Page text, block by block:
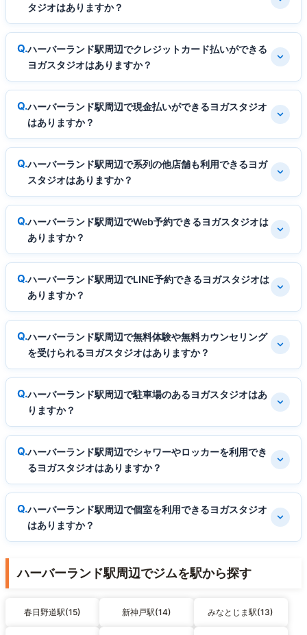
タジオはありますか？
ハーバーランド駅周辺でクレジットカード払いができる
ヨガスタジオはありますか？
ハーバーランド駅周辺で現金払いができるヨガスタジオ
はありますか？
ハーバーランド駅周辺で系列の他店舗も利用できるヨガ
スタジオはありますか？
ハーバーランド駅周辺でWeb予約できるヨガスタジオは
ありますか？
ハーバーランド駅周辺でLINE予約できるヨガスタジオは
ありますか？
ハーバーランド駅周辺で無料体験や無料カウンセリング
を受けられるヨガスタジオはありますか？
ハーバーランド駅周辺で駐車場のあるヨガスタジオはあ
りますか？
ハーバーランド駅周辺でシャワーやロッカーを利用でき
るヨガスタジオはありますか？
ハーバーランド駅周辺で個室を利用できるヨガスタジオ
はありますか？
ハーバーランド駅周辺でジムを駅から探す
春日野道駅(15) 新神戸駅(14) みなとじま駅(13)